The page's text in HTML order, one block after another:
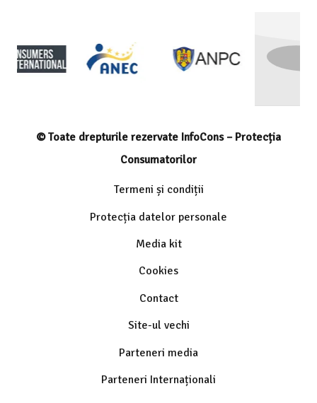
© Toate drepturile rezervate InfoCons – Protecția
Consumatorilor
Termeni și condiții
Protecția datelor personale
Media kit
Cookies
Contact
Site-ul vechi
Parteneri media
Parteneri Internaționali